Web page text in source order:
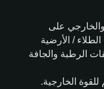
على
/ الأرضية
الرطبة والجافة
الخارجية.